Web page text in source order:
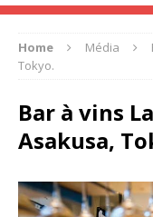
Home Média
Tokyo.
Bar à vins
Asakusa,